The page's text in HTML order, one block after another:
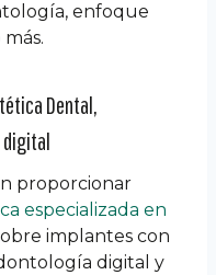
enfoque
Dental,
digital
proporcionar
especializada en
implantes con
digital y